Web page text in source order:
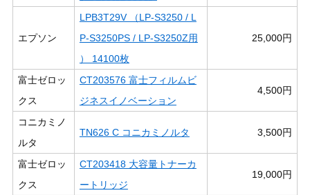
エプソン
LPB3T29V （LP-S3250 / L
P-S3250PS / LP-S3250Z用
） 14100枚
25,000円
富士ゼロッ
クス
CT203576 富士フィルムビ
ジネスイノベーション
4,500円
コニカミノ
ルタ
TN626 C コニカミノルタ 3,500円
富士ゼロッ
クス
CT203418 大容量トナーカ
ートリッジ
19,000円